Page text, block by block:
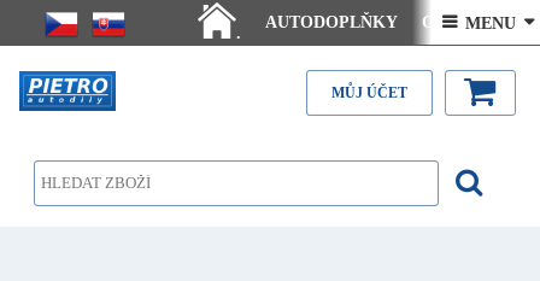
.
AUTODOPLŇKY Ceny doručení
Články - návody Kontakt
 MENU 
MŮJ ÚČET